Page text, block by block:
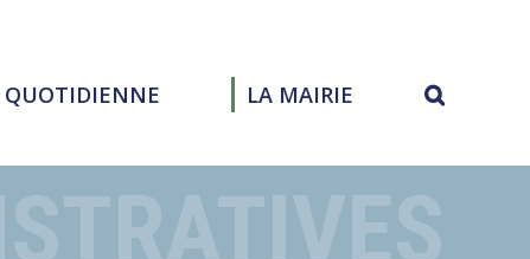
QUOTIDIENNE LA MAIRIE